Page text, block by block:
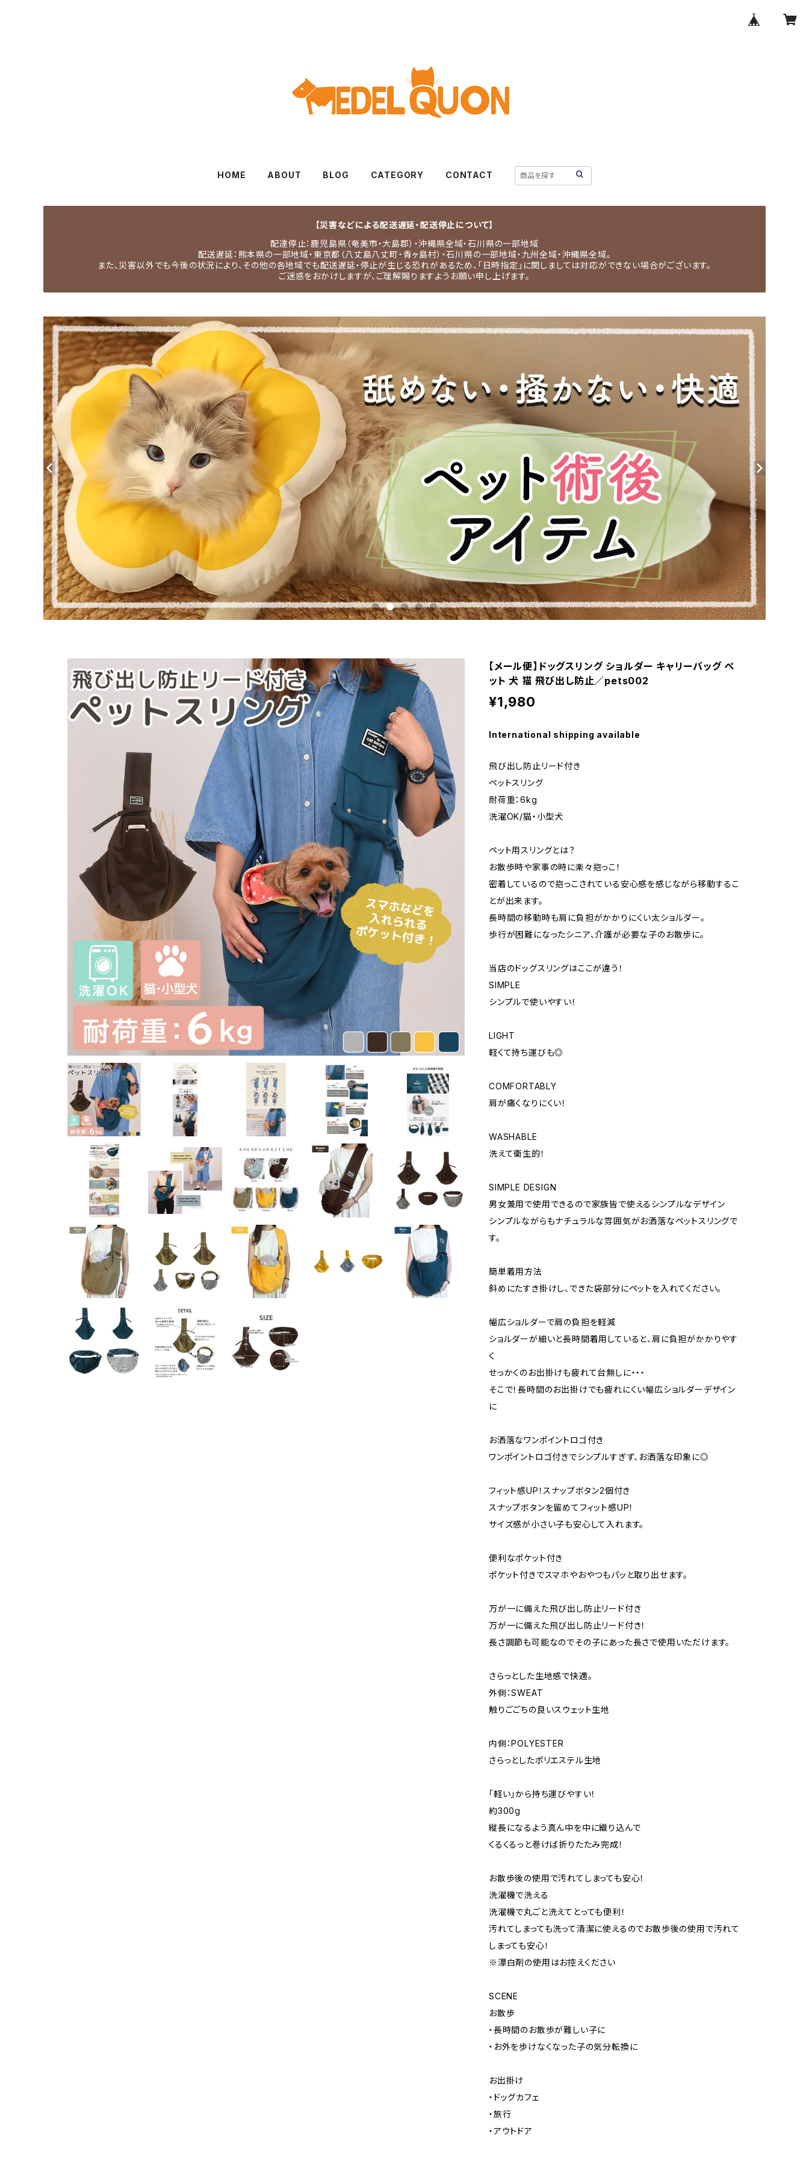
HOME ABOUT BLOG CATEGORY CONTACT
【災害などによる配送遅延・配送停止について】
配達停止：鹿児島県（奄美市・大島郡）・沖縄県全域・石川県の一部地域
配送遅延：熊本県の一部地域・東京都（八丈島八丈町・青ヶ島村）・石川県の一部地域・九州全域・沖縄県全域。
また、災害以外でも今後の状況により、その他の各地域でも配送遅延・停止が生じる恐れがあるため、「日時指定」に関しましては対応ができない場合がございます。
ご迷惑をおかけしますが、ご理解賜りますようお願い申し上げます。
【メール便】ドッグスリング ショルダー キャリーバッグ ペ
ット 犬 猫 飛び出し防止／pets002
¥1,980
International shipping available
飛び出し防止リード付き
ペットスリング
耐荷重：6kg
洗濯OK/猫・小型犬
ペット用スリングとは？
お散歩時や家事の時に楽々抱っこ！
密着しているので抱っこされている安心感を感じながら移動するこ
とが出来ます。
長時間の移動時も肩に負担がかかりにくい太ショルダー。
歩行が困難になったシニア、介護が必要な子のお散歩に。
当店のドッグスリングはここが違う！
SIMPLE
シンプルで使いやすい！
LIGHT
軽くて持ち運びも◎
COMFORTABLY
肩が痛くなりにくい！
WASHABLE
洗えて衛生的！
SIMPLE DESIGN
男女兼用で使用できるので家族皆で使えるシンプルなデザイン
シンプルながらもナチュラルな雰囲気がお洒落なペットスリングで
す。
簡単着用方法
斜めにたすき掛けし、できた袋部分にペットを入れてください。
幅広ショルダーで肩の負担を軽減
ショルダーが細いと長時間着用していると、肩に負担がかかりやす
く
せっかくのお出掛けも疲れて台無しに・・・
そこで！長時間のお出掛けでも疲れにくい幅広ショルダーデザイン
に
お洒落なワンポイントロゴ付き
ワンポイントロゴ付きでシンプルすぎず、お洒落な印象に◎
フィット感UP！スナップボタン2個付き
スナップボタンを留めてフィット感UP！
サイズ感が小さい子も安心して入れます。
便利なポケット付き
ポケット付きでスマホやおやつもパッと取り出せます。
万が一に備えた飛び出し防止リード付き
万が一に備えた飛び出し防止リード付き！
長さ調節も可能なのでその子にあった長さで使用いただけます。
さらっとした生地感で快適。
外側：SWEAT
触りごごちの良いスウェット生地
内側：POLYESTER
さらっとしたポリエステル生地
「軽い」から持ち運びやすい！
約300g
縦長になるよう真ん中を中に織り込んで
くるくるっと巻けば折りたたみ完成！
お散歩後の使用で汚れてしまっても安心！
洗濯機で洗える
洗濯機で丸ごと洗えてとっても便利！
汚れてしまっても洗って清潔に使えるのでお散歩後の使用で汚れて
しまっても安心！
※漂白剤の使用はお控えください
SCENE
お散歩
・長時間のお散歩が難しい子に
・お外を歩けなくなった子の気分転換に
お出掛け
・ドッグカフェ
・旅行
・アウトドア